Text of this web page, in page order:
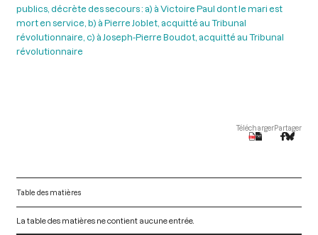
publics, décrète des secours : a) à Victoire Paul dont le mari est
mort en service, b) à Pierre Joblet, acquitté au Tribunal
révolutionnaire, c) à Joseph-Pierre Boudot, acquitté au Tribunal
révolutionnaire
TéléchargerPartager
Table des matières
La table des matières ne contient aucune entrée.